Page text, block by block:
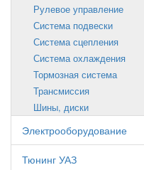
Рулевое управление
Система подвески
Система сцепления
Система охлаждения
Тормозная система
Трансмиссия
Шины, диски
Электрооборудование
Тюнинг УАЗ